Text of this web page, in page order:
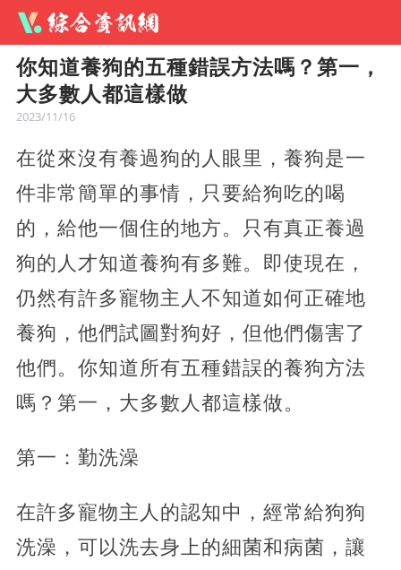
你知道養狗的五種錯誤方法嗎？第一，
大多數人都這樣做
2023/11/16
在從來沒有養過狗的人眼里，養狗是一
件非常簡單的事情，只要給狗吃的喝
的，給他一個住的地方。只有真正養過
狗的人才知道養狗有多難。即使現在，
仍然有許多寵物主人不知道如何正確地
養狗，他們試圖對狗好，但他們傷害了
他們。你知道所有五種錯誤的養狗方法
嗎？第一，大多數人都這樣做。
第一：勤洗澡
在許多寵物主人的認知中，經常給狗狗
洗澡，可以洗去身上的細菌和病菌，讓